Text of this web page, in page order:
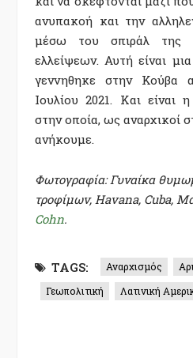
ανυπακοή και την
μέσω του σπιράλ της
ελλείψεων. Αυτή είναι
γεννηθηκε στην Κούβα
Ιουλίου 2021. Και είναι
στην οποία, ως αναρχικοί
ανήκουμε.
Φωτογραφία: Γυναίκα
τροφίμων, Havana, Cuba,
Cohn.
TAGS: Αναρχισμός
Γεωπολιτική
Λατινική